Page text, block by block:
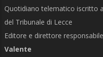
Quotidiano telematico iscritto
del Tribunale di Lecce
Editore e direttore
Valente